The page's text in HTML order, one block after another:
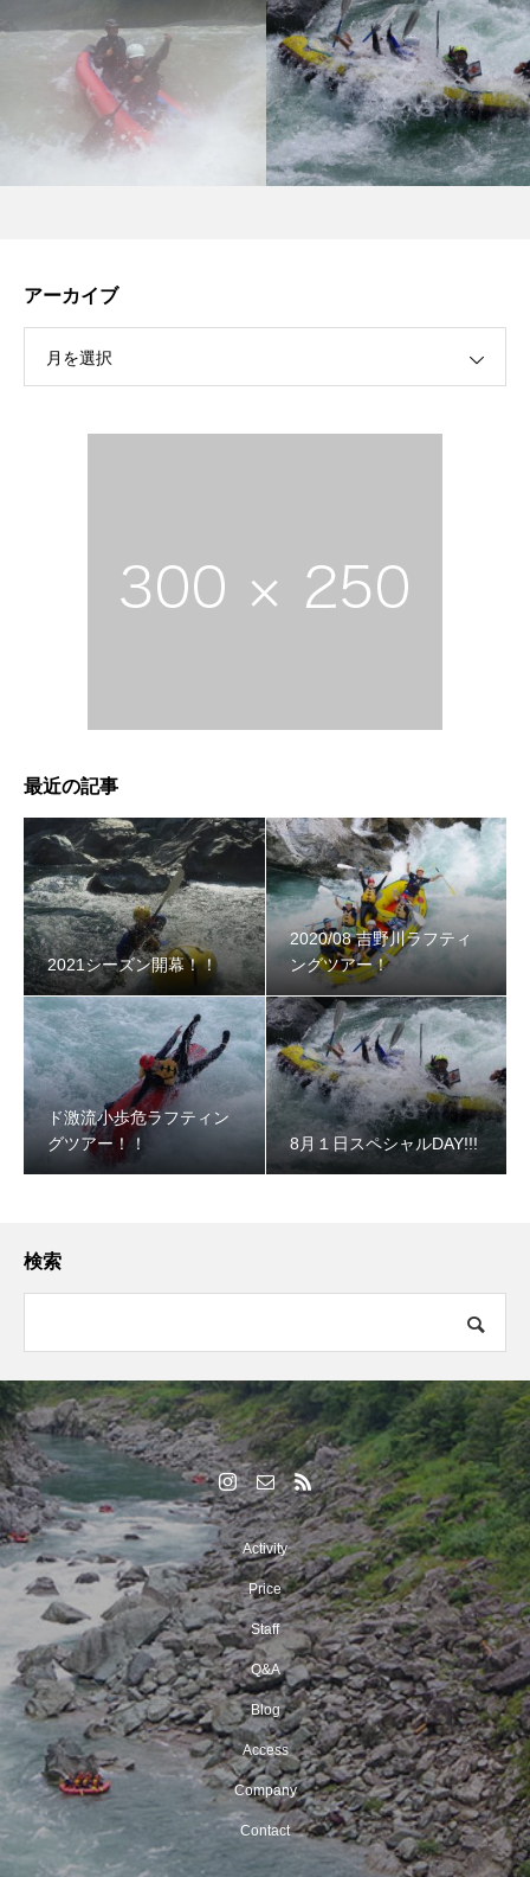
アーカイブ
月を選択
最近の記事
2021シーズン開幕！！
2020/08 吉野川ラフティ
ングツアー！
ド激流小歩危ラフティン
グツアー！！
8月１日スペシャルDAY!!!
検索
Activity
Price
Staff
Q&A
Blog
Access
Company
Contact